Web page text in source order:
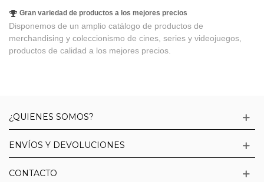
Gran variedad de productos a los mejores precios
Disponemos de un amplio catálogo de productos de
merchandising y coleccionismo de cines, series y videojuegos,
productos de calidad a los mejores precios.
¿QUIENES SOMOS?
ENVÍOS Y DEVOLUCIONES
CONTACTO